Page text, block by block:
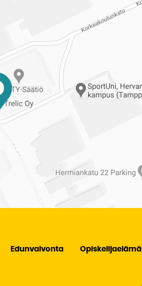
Edunvalvonta Opiskelijaelämä